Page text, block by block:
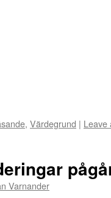
, Värdegrund | Leave
Varnander